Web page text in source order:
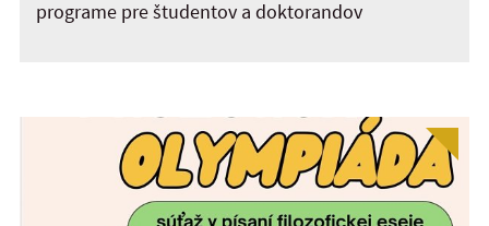
programe pre študentov a doktorandov